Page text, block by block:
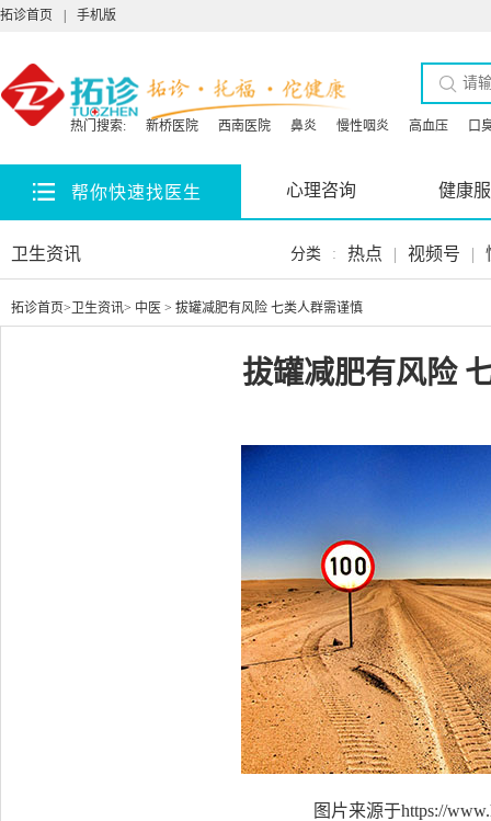
拓诊首页 手机版
热门搜索: 新桥医院 西南医院 鼻炎 慢性咽炎 高血压 口
帮你快速找医生 心理咨询 健康
卫生资讯 分类 : 热点 | 视频号 |
拓诊首页> 卫生资讯> 中医 > 拔罐减肥有风险 七类人群需谨慎
拔罐减肥有风险
图片来源于https://